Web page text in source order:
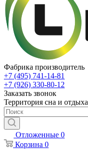
Фабрика производитель
+7 (495) 741-14-81
+7 (926) 330-80-12
Заказать звонок
Территория сна и отдыха
Отложенные 0
Корзина 0